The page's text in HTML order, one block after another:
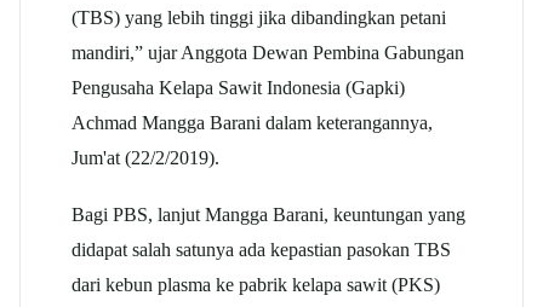
(TBS) yang lebih tinggi jika dibandingkan petani
mandiri,” ujar Anggota Dewan Pembina Gabungan
Pengusaha Kelapa Sawit Indonesia (Gapki)
Achmad Mangga Barani dalam keterangannya,
Jum'at (22/2/2019).
Bagi PBS, lanjut Mangga Barani, keuntungan yang
didapat salah satunya ada kepastian pasokan TBS
dari kebun plasma ke pabrik kelapa sawit (PKS)